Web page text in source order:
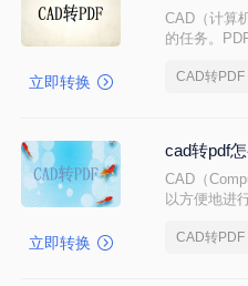
立即转换
CAD（计算
的任务。
CAD转PDF
立即转换
cad转pdf
CAD（
以方便地进
CAD转PDF